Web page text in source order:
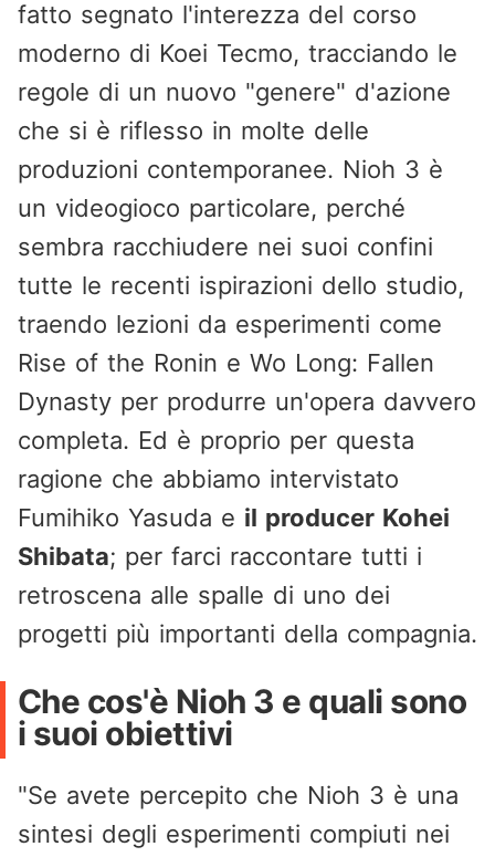
fatto segnato l'interezza del corso
moderno di Koei Tecmo, tracciando le
regole di un nuovo "genere" d'azione
che si è riflesso in molte delle
produzioni contemporanee. Nioh 3 è
un videogioco particolare, perché
sembra racchiudere nei suoi confini
tutte le recenti ispirazioni dello studio,
traendo lezioni da esperimenti come
Rise of the Ronin e Wo Long: Fallen
Dynasty per produrre un'opera davvero
completa. Ed è proprio per questa
ragione che abbiamo intervistato
Fumihiko Yasuda e il producer Kohei
Shibata; per farci raccontare tutti i
retroscena alle spalle di uno dei
progetti più importanti della compagnia.
Che cos'è Nioh 3 e quali sono
i suoi obiettivi
"Se avete percepito che Nioh 3 è una
sintesi degli esperimenti compiuti nei